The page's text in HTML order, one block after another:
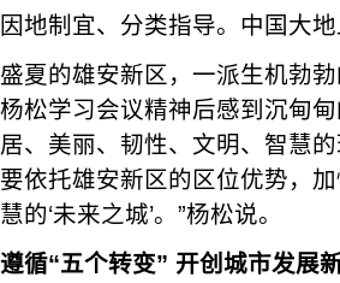
因地制宜、分类指导。中国大
盛夏的雄安新区，一派生机勃
杨松学习会议精神后感到沉甸
居、美丽、韧性、文明、智慧
要依托雄安新区的区位优势，
慧的‘未来之城’。”杨松说。
遵循“五个转变” 开创城市发展